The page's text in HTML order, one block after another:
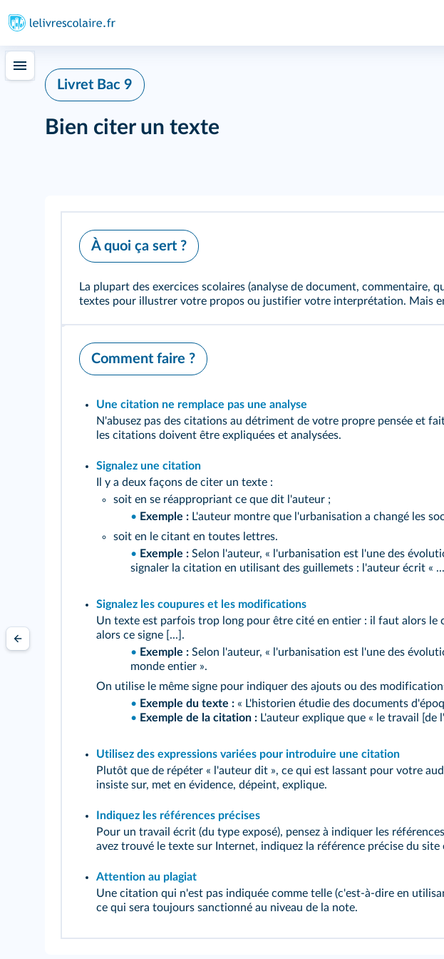
Livret Bac 9
Bien citer un texte
À quoi ça sert ?
La plupart des exercices scolaires (analyse de document,
textes pour illustrer votre propos ou justifier votre interprétation. Mais
Comment faire ?
Une citation ne remplace pas une analyse
N'abusez pas des citations au détriment de votre propre pensée et
les citations doivent être expliquées et analysées.
Signalez une citation
Il y a deux façons de citer un texte :
soit en se réappropriant ce que dit l'auteur ;
• Exemple : L'auteur montre que l'urbanisation a changé les
soit en le citant en toutes lettres.
• Exemple : Selon l'auteur, « l'urbanisation est l'une des
signaler la citation en utilisant des guillemets : l'auteur écrit «
Signalez les coupures et les modifications
Un texte est parfois trop long pour être cité en entier : il faut alors le
alors ce signe [...].
• Exemple : Selon l'auteur, « l'urbanisation est l'une des
monde entier ».
On utilise le même signe pour indiquer des ajouts ou des
• Exemple du texte : « L'historien étudie des documents
• Exemple de la citation : L'auteur explique que « le travail
Utilisez des expressions variées pour introduire une citation
Plutôt que de répéter « l'auteur dit », ce qui est lassant pour votre
insiste sur, met en évidence, dépeint, explique.
Indiquez les références précises
Pour un travail écrit (du type exposé), pensez à indiquer les
avez trouvé le texte sur Internet, indiquez la référence précise du site
Attention au plagiat
Une citation qui n'est pas indiquée comme telle (c'est‑à‑dire en
ce qui sera toujours sanctionné au niveau de la note.